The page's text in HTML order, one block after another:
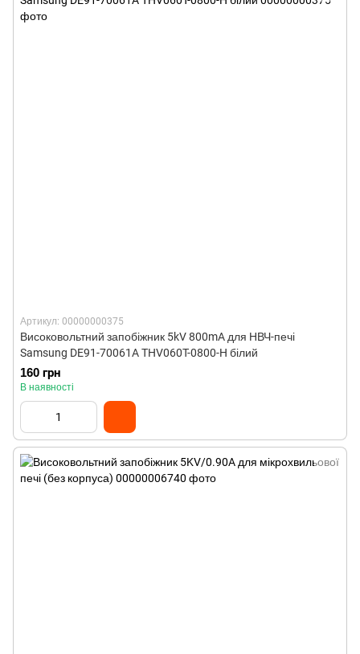
Артикул: 00000000375
Високовольтний запобіжник 5kV 800mA для НВЧ-печі
Samsung DE91-70061A THV060T-0800-H білий
160 грн
В наявності